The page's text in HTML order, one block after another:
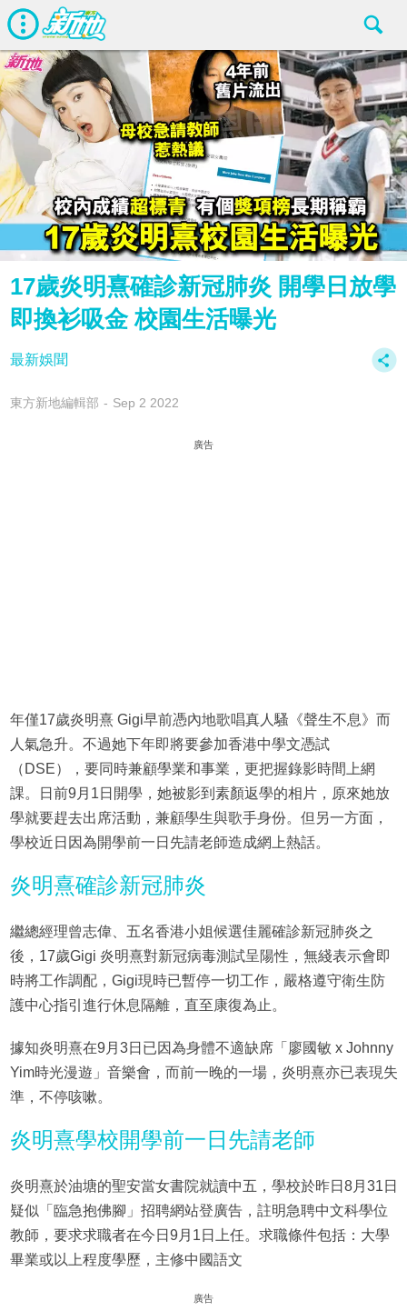
17歲炎明熹確診新冠肺炎 開學日放學
即換衫吸金 校園生活曝光
最新娛聞
東方新地編輯部 Sep 2 2022
廣告
年僅17歲炎明熹 Gigi早前憑內地歌唱真人騷《聲生不息》而
人氣急升。不過她下年即將要參加香港中學文憑試
（DSE），要同時兼顧學業和事業，更把握錄影時間上網
課。日前9月1日開學，她被影到素顏返學的相片，原來她放
學就要趕去出席活動，兼顧學生與歌手身份。但另一方面，
學校近日因為開學前一日先請老師造成網上熱話。
炎明熹確診新冠肺炎
繼總經理曾志偉、五名香港小姐候選佳麗確診新冠肺炎之
後，17歲Gigi 炎明熹對新冠病毒測試呈陽性，無綫表示會即
時將工作調配，Gigi現時已暫停一切工作，嚴格遵守衛生防
護中心指引進行休息隔離，直至康復為止。
據知炎明熹在9月3日已因為身體不適缺席「廖國敏 x Johnny
Yim時光漫遊」音樂會，而前一晚的一場，炎明熹亦已表現失
準，不停咳嗽。
炎明熹學校開學前一日先請老師
炎明熹於油塘的聖安當女書院就讀中五，學校於昨日8月31日
疑似「臨急抱佛腳」招聘網站登廣告，註明急聘中文科學位
教師，要求求職者在今日9月1日上任。求職條件包括：大學
畢業或以上程度學歷，主修中國語文
廣告